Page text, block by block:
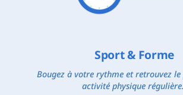
Sport & Forme
Bougez à votre rythme et retrouvez le
activité physique régulière.